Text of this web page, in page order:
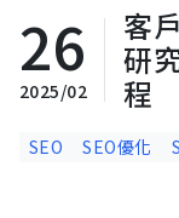
服務與費用
26
2025/02
客
研
程
SEO SEO優化